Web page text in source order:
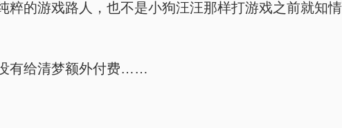
粹的游戏路人，也不是小狗汪汪那样打游戏之前就知
有给清梦额外付费……